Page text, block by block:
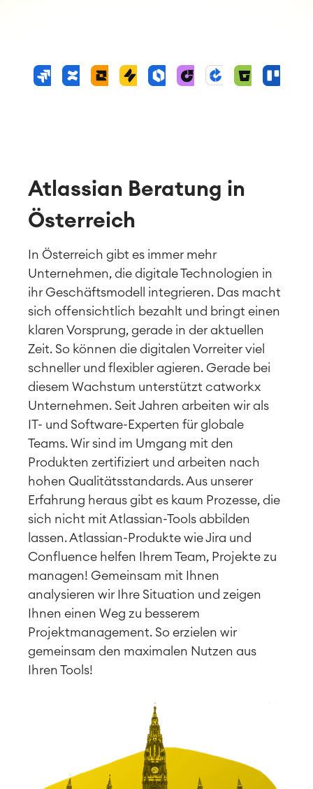
Atlassian Beratung in
Österreich
In Österreich gibt es immer mehr
Unternehmen, die digitale Technologien in
ihr Geschäftsmodell integrieren. Das macht
sich offensichtlich bezahlt und bringt einen
klaren Vorsprung, gerade in der aktuellen
Zeit. So können die digitalen Vorreiter viel
schneller und flexibler agieren. Gerade bei
diesem Wachstum unterstützt catworkx
Unternehmen. Seit Jahren arbeiten wir als
IT- und Software-Experten für globale
Teams. Wir sind im Umgang mit den
Produkten zertifiziert und arbeiten nach
hohen Qualitätsstandards. Aus unserer
Erfahrung heraus gibt es kaum Prozesse, die
sich nicht mit Atlassian-Tools abbilden
lassen. Atlassian-Produkte wie Jira und
Confluence helfen Ihrem Team, Projekte zu
managen! Gemeinsam mit Ihnen
analysieren wir Ihre Situation und zeigen
Ihnen einen Weg zu besserem
Projektmanagement. So erzielen wir
gemeinsam den maximalen Nutzen aus
Ihren Tools!